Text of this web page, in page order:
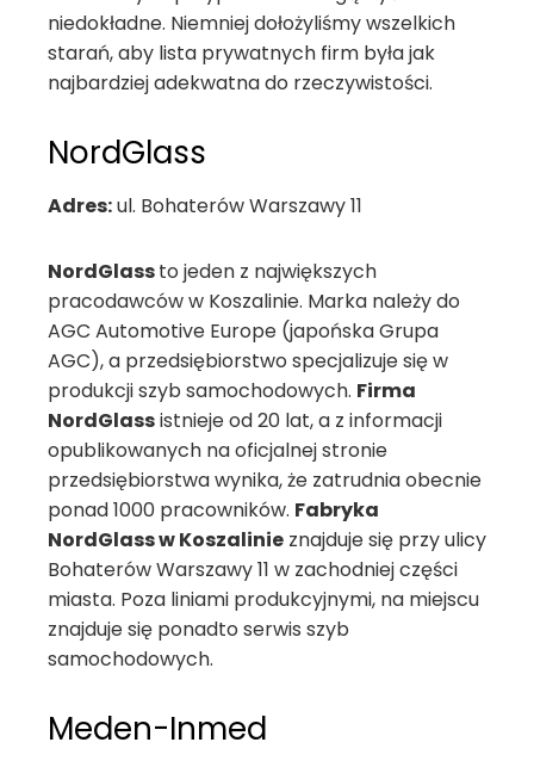
niedokładne. Niemniej dołożyliśmy wszelkich
starań, aby lista prywatnych firm była jak
najbardziej adekwatna do rzeczywistości.
NordGlass
Adres:ul. Bohaterów Warszawy 11
NordGlassto jeden z największych
pracodawców w Koszalinie. Marka należy do
AGC Automotive Europe (japońska Grupa
AGC), a przedsiębiorstwo specjalizuje się w
produkcji szyb samochodowych. Firma
NordGlassistnieje od 20 lat, a z informacji
opublikowanych na oficjalnej stronie
przedsiębiorstwa wynika, że zatrudnia obecnie
ponad 1000 pracowników. Fabryka
NordGlass w Koszalinie znajduje się przy ulicy
Bohaterów Warszawy 11 w zachodniej części
miasta. Poza liniami produkcyjnymi, na miejscu
znajduje się ponadto serwis szyb
samochodowych.
Meden-Inmed